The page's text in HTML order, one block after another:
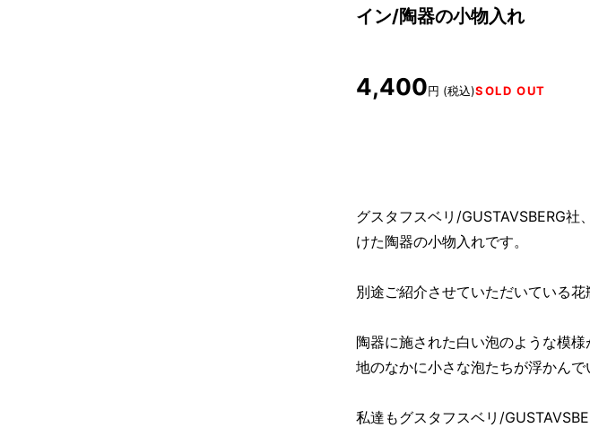
イン/陶器の小物入れ
4,400円 (税込)SOLD OUT
グスタフスベリ/GUSTAVSBERG
けた陶器の小物入れです。
別途ご紹介させていただいている花
陶器に施された白い泡のような模
地のなかに小さな泡たちが浮かんで
私達もグスタフスベリ/